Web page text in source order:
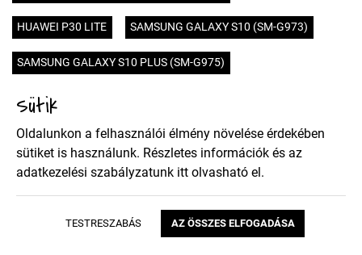
HUAWEI P30 LITE SAMSUNG GALAXY S10 (SM-G973)
SAMSUNG GALAXY S10 PLUS (SM-G975)
SAMSUNG GALAXY S10E (SM-G970)
ASUS ZENFONE MAX M2 (ZB633KL) HUAWEI Y9 2019
SAMSUNG GALAXY J3 2018 (J337) HUAWEI Y9 2018
SONY XPERIA 10
Sütik
Oldalunkon a felhasználói élmény növelése érdekében
sütiket is használunk. Részletes információk és az
adatkezelési szabályzatunk itt olvasható el.
TESTRESZABÁS AZ ÖSSZES ELFOGADÁSA